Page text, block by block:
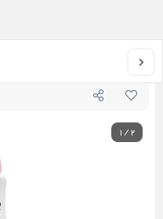
خانه
1/2